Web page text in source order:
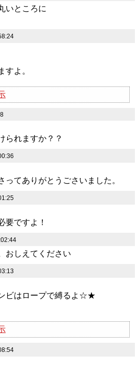
いところに
すよ。
られますか？？
ってありがとうごさいました。
要ですよ！
おしえてください
ビはロープで縛るよ☆★